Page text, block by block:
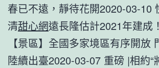
春已不遠，靜待花開2020-03-10
清甜心網遠長隆估計2021年建成
【景區】全國多家境區有序開放
陸續出臺2020-03-07 重磅 |相約“